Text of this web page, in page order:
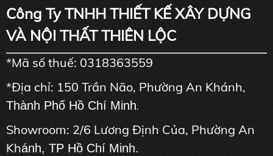
Công Ty TNHH THIẾT KẾ XÂY DỰNG
VÀ NỘI THẤT THIÊN LỘC
*Mã số thuế: 0318363559
*Địa chỉ: 150 Trần Não, Phường An Khánh,
Thành Phố Hồ Chí Minh.
Showroom: 2/6 Lương Định Của, Phường An
Khánh, TP Hồ Chí Minh.